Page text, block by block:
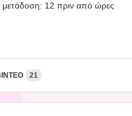
μετάδοση: 12 πριν από ώρες
21